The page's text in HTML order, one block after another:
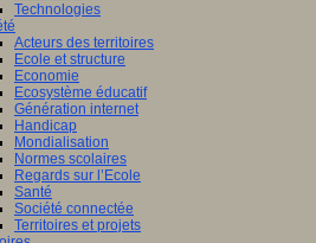
Technologies
Acteurs des territoires
Ecole et structure
Economie
Ecosystème éducatif
Génération internet
Handicap
Mondialisation
Normes scolaires
Regards sur l’Ecole
Santé
Société connectée
Territoires et projets